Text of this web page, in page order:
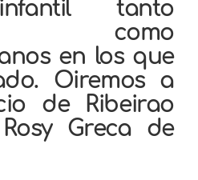
tanto
como
en los que
Oiremos a
de Ribeirao
Greca de